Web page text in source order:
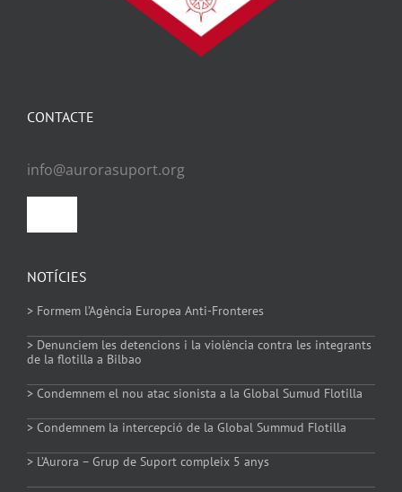
NOTÍCIES
> Formem l’Agència Europea Anti-Fronteres
> Denunciem les detencions i la violència contra les integrants
de la flotilla a Bilbao
> Condemnem el nou atac sionista a la Global Sumud Flotilla
> Condemnem la intercepció de la Global Summud Flotilla
> L’Aurora – Grup de Suport compleix 5 anys
CONTACTE
info@aurorasuport.org
Política de Cookies